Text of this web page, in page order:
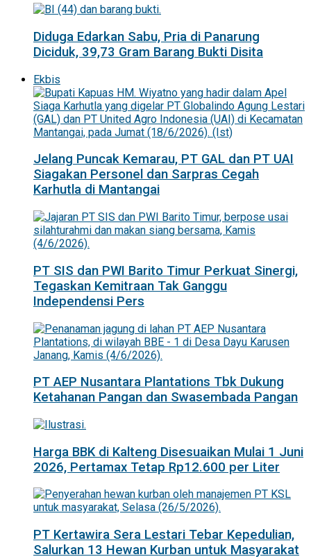
Diduga Edarkan Sabu, Pria di Panarung
Diciduk, 39,73 Gram Barang Bukti Disita
Ekbis
Jelang Puncak Kemarau, PT GAL dan PT UAI
Siagakan Personel dan Sarpras Cegah
Karhutla di Mantangai
PT SIS dan PWI Barito Timur Perkuat Sinergi,
Tegaskan Kemitraan Tak Ganggu
Independensi Pers
PT AEP Nusantara Plantations Tbk Dukung
Ketahanan Pangan dan Swasembada Pangan
Harga BBK di Kalteng Disesuaikan Mulai 1 Juni
2026, Pertamax Tetap Rp12.600 per Liter
PT Kertawira Sera Lestari Tebar Kepedulian,
Salurkan 13 Hewan Kurban untuk Masyarakat